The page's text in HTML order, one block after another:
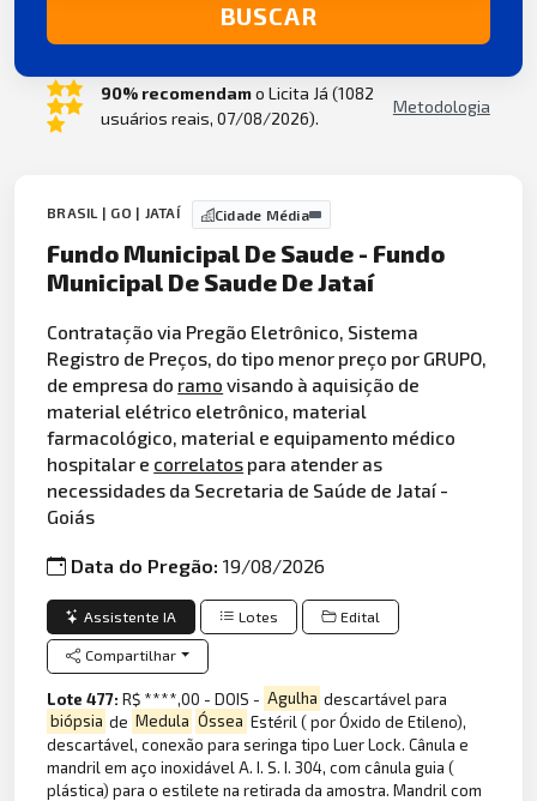
BUSCAR
90% recomendamo Licita Já (1082
usuários reais, 07/08/2026).
Metodologia
BRASIL | GO | JATAÍ Cidade Média
Fundo Municipal De Saude - Fundo
Municipal De Saude De Jataí
Contratação via Pregão Eletrônico, Sistema
Registro de Preços, do tipo menor preço por GRUPO,
de empresa do ramo visando à aquisição de
material elétrico eletrônico, material
farmacológico, material e equipamento médico
hospitalar e correlatos para atender as
necessidades da Secretaria de Saúde de Jataí -
Goiás
Data do Pregão:19/08/2026
Assistente IA Lotes Edital
Compartilhar
Lote 477:R$ ****,00 - DOIS - Agulha descartável para
biópsia de Medula Óssea Estéril ( por Óxido de Etileno),
descartável, conexão para seringa tipo Luer Lock. Cânula e
mandril em aço inoxidável A. I. S. I. 304, com cânula guia (
plástica) para o estilete na retirada da amostra. Mandril com